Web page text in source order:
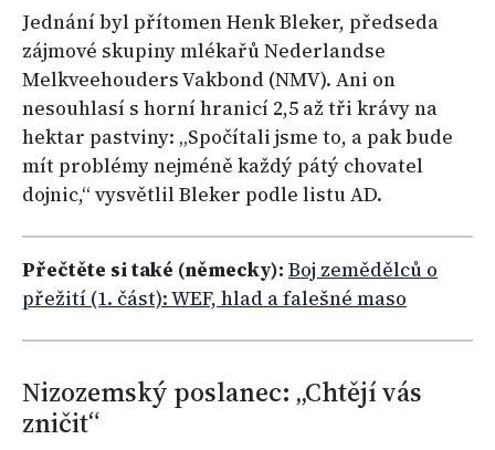
Jednání byl přítomen Henk Bleker, předseda
zájmové skupiny mlékařů Nederlandse
Melkveehouders Vakbond (NMV). Ani on
nesouhlasí s horní hranicí 2,5 až tři krávy na
hektar pastviny: „Spočítali jsme to, a pak bude
mít problémy nejméně každý pátý chovatel
dojnic,“ vysvětlil Bleker podle listu AD.
Přečtěte si také (německy): Boj zemědělců o
přežití (1. část): WEF, hlad a falešné maso
Nizozemský poslanec: „Chtějí vás
zničit“